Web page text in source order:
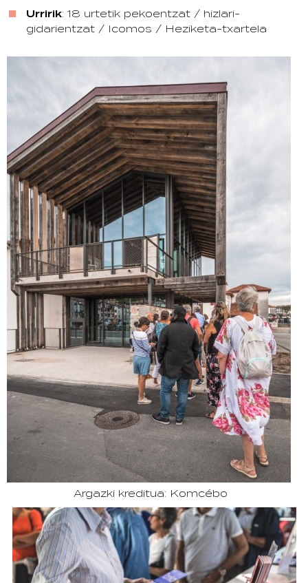
Urririk: 18 urtetik pekoentzat / hizlari-
gidarientzat / Icomos / Heziketa-txartela
Argazki kreditua: Komcébo